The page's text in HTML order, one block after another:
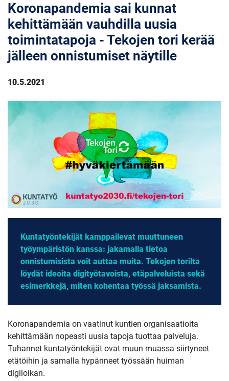
Koronapandemia sai kunnat
kehittämään vauhdilla uusia
toimintatapoja - Tekojen tori kerää
jälleen onnistumiset näytille
10.5.2021
Kuntatyöntekijät kamppailevat muuttuneen
työympäristön kanssa: jakamalla tietoa
onnistumisista voit auttaa muita. Tekojen torilta
löydät ideoita digityötavoista, etäpalveluista sekä
esimerkkejä, miten kohentaa työssä jaksamista.
Koronapandemia on vaatinut kuntien organisaatioita
kehittämään nopeasti uusia tapoja tuottaa palveluja.
Tuhannet kuntatyöntekijät ovat muun muassa siirtyneet
etätöihin ja samalla hypänneet työssään huiman
digiloikan.